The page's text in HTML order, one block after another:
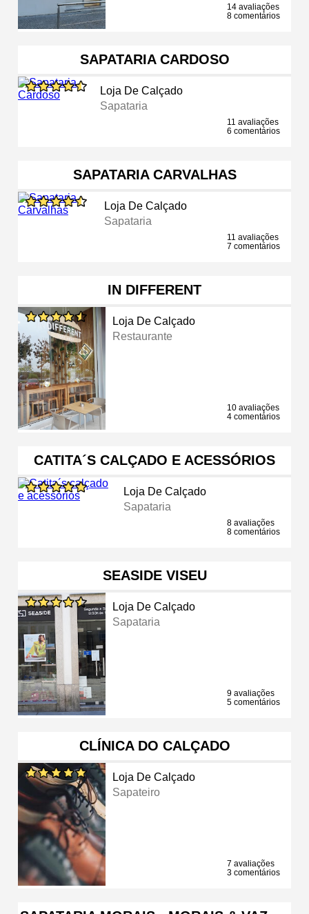
14 avaliações
8 comentários
SAPATARIA CARDOSO
Loja De Calçado
Sapataria
11 avaliações
6 comentários
SAPATARIA CARVALHAS
Loja De Calçado
Sapataria
11 avaliações
7 comentários
IN DIFFERENT
Loja De Calçado
Restaurante
10 avaliações
4 comentários
CATITA´S CALÇADO E ACESSÓRIOS
Loja De Calçado
Sapataria
8 avaliações
8 comentários
SEASIDE VISEU
Loja De Calçado
Sapataria
9 avaliações
5 comentários
CLÍNICA DO CALÇADO
Loja De Calçado
Sapateiro
7 avaliações
3 comentários